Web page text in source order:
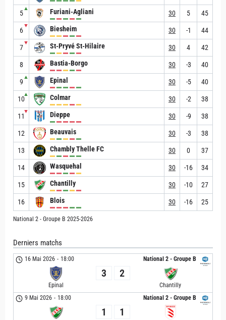
5
▲ Furiani-Agliani 30 5 45
6
▼ Biesheim 30 -1 44
7
▼ St-Pryvé St-Hilaire 30 4 42
8 Bastia-Borgo 30 -3 40
9
▲ Epinal 30 -5 40
10
▲ Colmar 30 -2 38
11
▼ Dieppe 30 -9 38
12 Beauvais 30 -3 38
13 Chambly Thelle FC 30 0 37
14 Wasquehal 30 -16 34
15 Chantilly 30 -10 27
16 Blois 30 -16 25
National 2 - Groupe B 2025-2026
Derniers matchs
National 2 - Groupe B
16 Mai 2026 - 18:00
Epinal
3 2
Chantilly
National 2 - Groupe B
9 Mai 2026 - 18:00
1 1